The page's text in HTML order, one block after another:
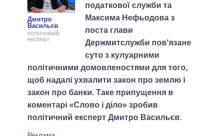
Дмитро
Васильєв
політичний
експерт
податкової служби та
Максима Нефьодова з
поста глави
Держмитслужби пов'язане
суто з кулуарними
політичними домовленостями для того,
щоб надалі ухвалити закон про землю і
закон про банки. Таке припущення в
коментарі «Слово і діло» зробив
політичний експерт Дмитро Васильєв.